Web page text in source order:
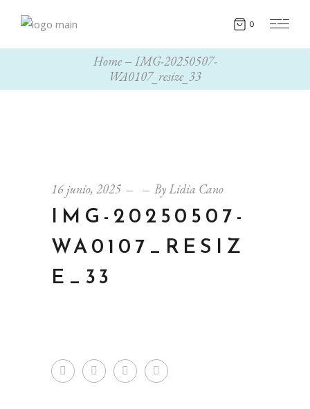
0
Home
IMG-20250507-
WA0107_resize_33
16 junio, 2025 ByLidia Cano
IMG-20250507-
WA0107_RESIZ
E_33